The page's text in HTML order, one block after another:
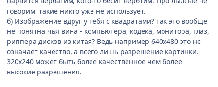
говорим, такие никто уже не использует.
б) Изображение вдруг у тебя с квадратами? так это вообще
не понятна чья вина - компьютера, кодека, монитора, глаз,
риппера дисков из китая? Ведь например 640х480 это не
означает качество, а всего лишь разрешение картинки.
320х240 может быть более качественное чем более
высокие разрешения.